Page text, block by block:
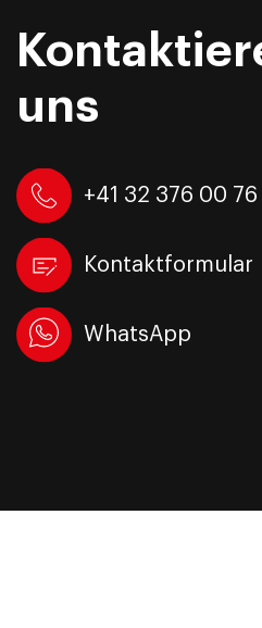
uns
+41 32 376 00 76
Kontaktformular
WhatsApp
Schweiz